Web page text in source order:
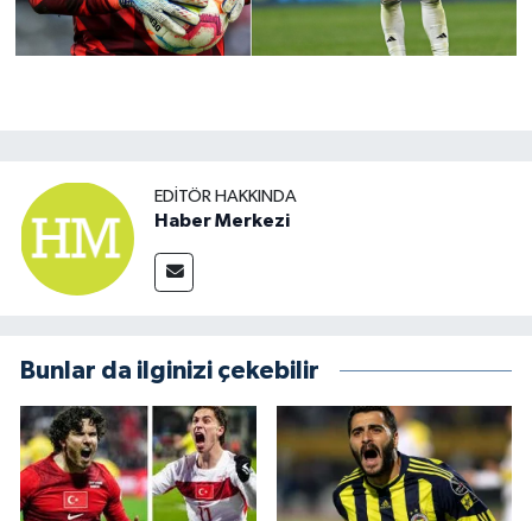
EDITÖR HAKKINDA
Haber Merkezi
Bunlar da ilginizi çekebilir